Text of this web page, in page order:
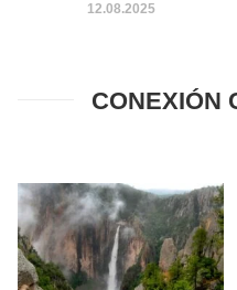
12.08.2025
CONEXIÓN